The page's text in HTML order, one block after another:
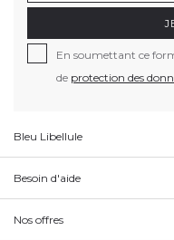
En soumettant ce
de protection des
Bleu Libellule
Besoin d'aide
Nos offres